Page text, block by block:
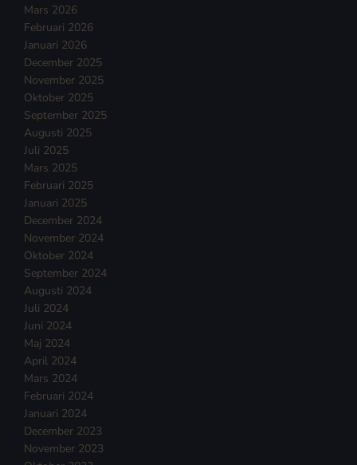
Mars 2026
Februari 2026
Januari 2026
December 2025
November 2025
Oktober 2025
September 2025
Augusti 2025
Juli 2025
Mars 2025
Februari 2025
Januari 2025
December 2024
November 2024
Oktober 2024
September 2024
Augusti 2024
Juli 2024
Juni 2024
Maj 2024
April 2024
Mars 2024
Februari 2024
Januari 2024
December 2023
November 2023